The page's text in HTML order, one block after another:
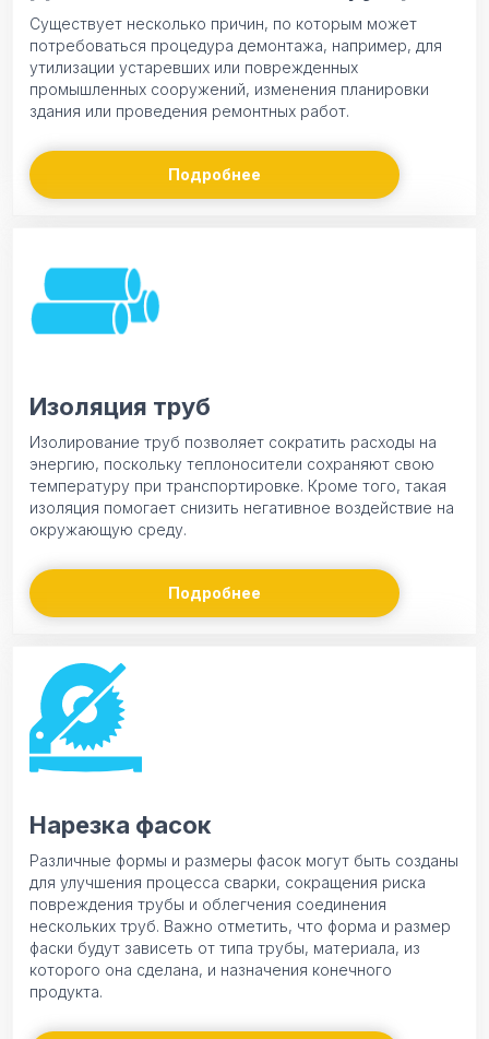
Существует несколько причин, по которым может
потребоваться процедура демонтажа, например, для
утилизации устаревших или поврежденных
промышленных сооружений, изменения планировки
здания или проведения ремонтных работ.
Подробнее
Изоляция труб
Изолирование труб позволяет сократить расходы на
энергию, поскольку теплоносители сохраняют свою
температуру при транспортировке. Кроме того, такая
изоляция помогает снизить негативное воздействие на
окружающую среду.
Подробнее
Нарезка фасок
Различные формы и размеры фасок могут быть созданы
для улучшения процесса сварки, сокращения риска
повреждения трубы и облегчения соединения
нескольких труб. Важно отметить, что форма и размер
фаски будут зависеть от типа трубы, материала, из
которого она сделана, и назначения конечного
продукта.